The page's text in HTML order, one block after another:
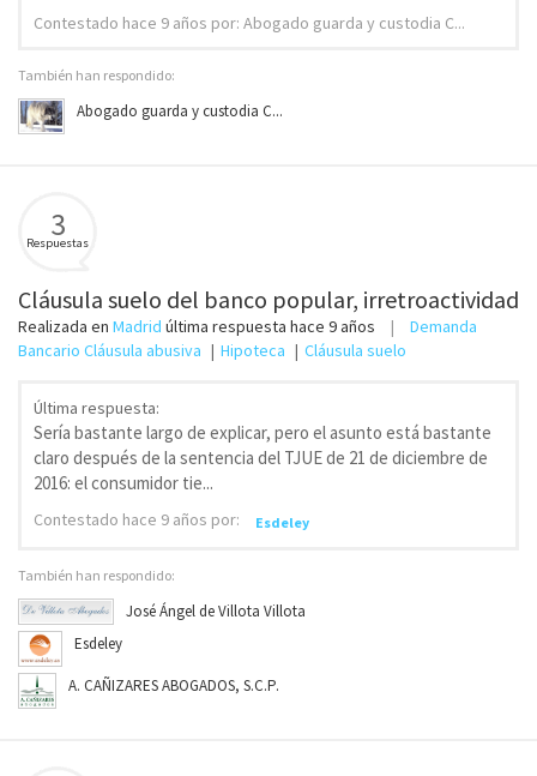
Contestado hace 9 años por: Abogado guarda y custodia C...
También han respondido:
Abogado guarda y custodia C...
3
Respuestas
Cláusula suelo del banco popular, irretroactividad
Realizada en Madrid última respuesta hace 9 años
Demanda
Bancario Cláusula abusiva Hipoteca Cláusula suelo
Última respuesta:
Sería bastante largo de explicar, pero el asunto está bastante
claro después de la sentencia del TJUE de 21 de diciembre de
2016: el consumidor tie...
Contestado hace 9 años por: Esdeley
También han respondido:
José Ángel de Villota Villota
Esdeley
A. CAÑIZARES ABOGADOS, S.C.P.